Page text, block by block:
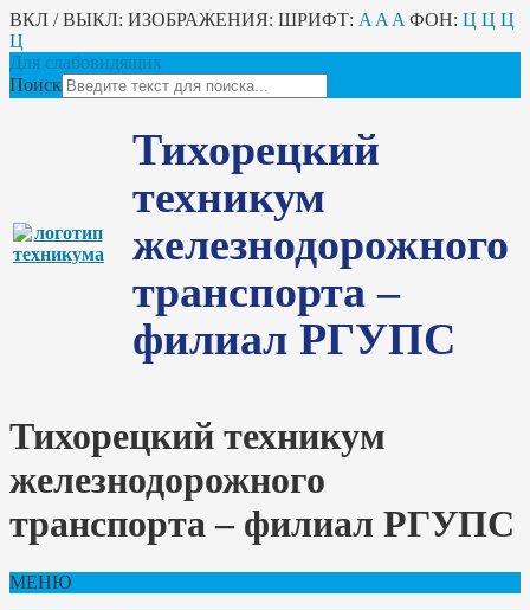
ВКЛ / ВЫКЛ: ИЗОБРАЖЕНИЯ: ШРИФТ: A A A ФОН: Ц Ц Ц
Ц
Для слабовидящих
Поиск
Тихорецкий
техникум
железнодорожного
транспорта –
филиал РГУПС
Тихорецкий техникум
железнодорожного
транспорта – филиал РГУПС
МЕНЮ